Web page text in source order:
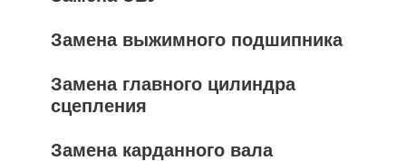
Замена выжимного подшипника
Замена главного цилиндра
сцепления
Замена карданного вала